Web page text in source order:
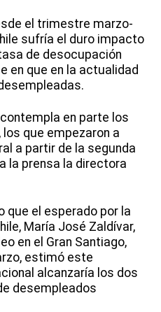
el trimestre marzo-
sufría el duro impacto
de desocupación
en que en la actualidad
en parte los
que empezaron a
a partir de la segunda
la prensa la directora
que el esperado por la
María José Zaldívar,
en el Gran Santiago,
estimó este
alcanzaría los dos
desempleados